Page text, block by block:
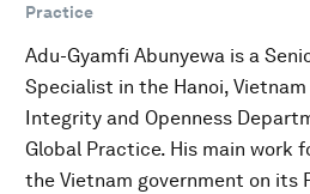
Practice
Adu-Gyamfi Abunyewa is a
Specialist in the Hanoi,
Integrity and Openness
Global Practice. His main work
the Vietnam government on its